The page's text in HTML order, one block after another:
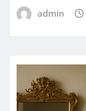
admin